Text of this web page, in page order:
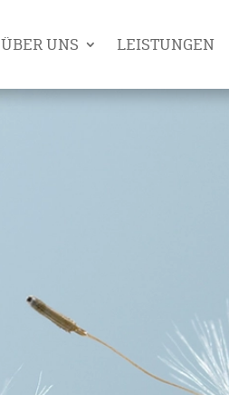
ÜBER UNS LEISTUNGEN